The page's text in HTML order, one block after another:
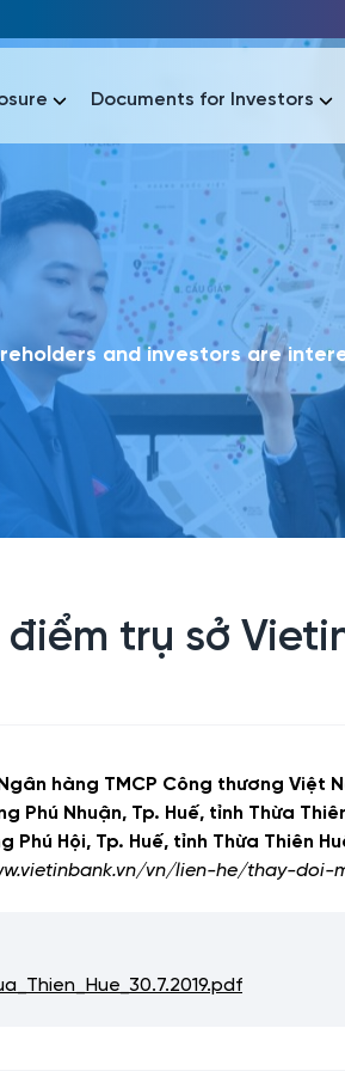
cáo tài chính Thông tin giao dịch
Documents for Investors
Thông tin giao dịch
and investors are
trụ sở
hàng TMCP Công thương Việt
Phú Nhuận, Tp. Huế, tỉnh Thừa
Phú Hội, Tp. Huế, tỉnh Thừa Thiên
vn/lien-he/thay-